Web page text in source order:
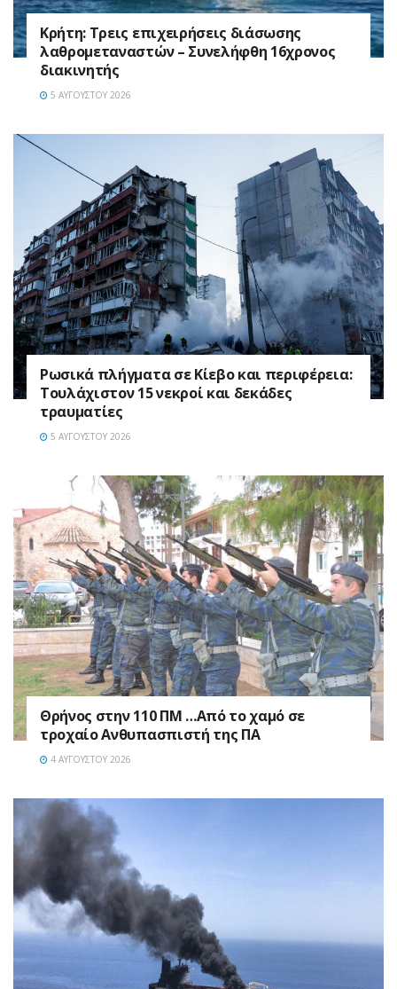
Κρήτη: Τρεις επιχειρήσεις διάσωσης
λαθρομεταναστών – Συνελήφθη 16χρονος
διακινητής
5 ΑΥΓΟΎΣΤΟΥ 2026
Ρωσικά πλήγματα σε Κίεβο και περιφέρεια:
Τουλάχιστον 15 νεκροί και δεκάδες
τραυματίες
5 ΑΥΓΟΎΣΤΟΥ 2026
Θρήνος στην 110 ΠΜ …Από το χαμό σε
τροχαίο Ανθυπασπιστή της ΠΑ
4 ΑΥΓΟΎΣΤΟΥ 2026